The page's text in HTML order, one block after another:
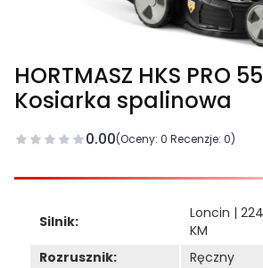
HORTMASZ HKS PRO
Kosiarka spalinowa
0.00(Oceny: 0 Recenzje: 0)
Silnik:
Loncin |
KM
Rozrusznik:
Ręczny